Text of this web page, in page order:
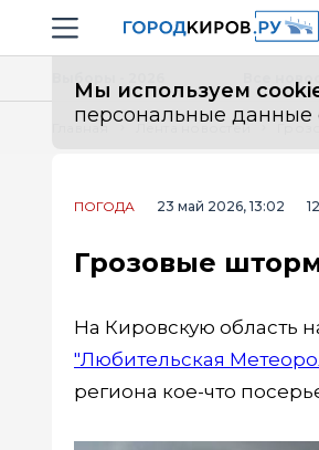
Навигация сайта
Мы используем
персональные данные
Все
Главная Лента новостей
ПОГОДА 23 май 2026, 13:02
Грозовые
На Кировскую область
"Любительская
региона кое-что